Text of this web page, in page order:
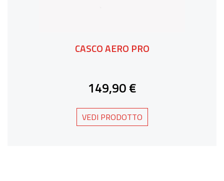
CASCO AERO PRO
149,90 €
VEDI PRODOTTO